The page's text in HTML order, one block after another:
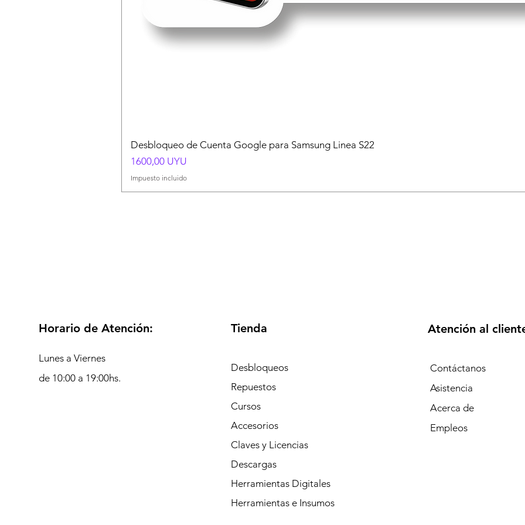
Desbloqueo de Cuenta Google para Samsung Linea S22
Precio
1600,00 UYU
Impuesto incluido
Horario de Atención:
Lunes a Viernes
de 10:00 a 19:00hs.
Tienda
Desbloqueos
Repuestos
Cursos
Accesorios
Claves y Licencias
Descargas
Herramientas Digitales
Herramientas e Insumos
Atención al
Contáctanos
Asistencia
Acerca de
Empleos